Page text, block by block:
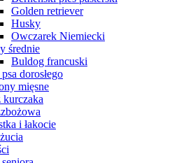
Golden retriever
Husky
Owczarek Niemiecki
średnie
Buldog francuski
dorosłego
mięsne
kurczaka
i łakocie